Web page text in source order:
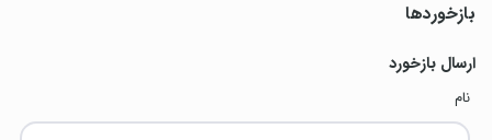
بازخوردها
ارسال بازخورد
نام